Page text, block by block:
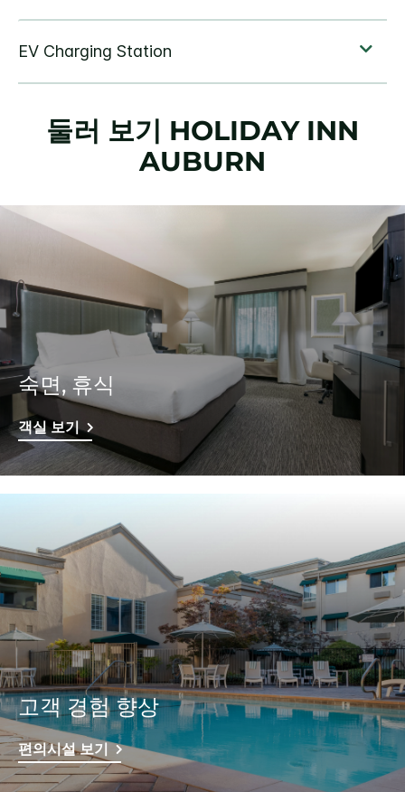
둘러 보기 HOLIDAY INN
AUBURN
숙면, 휴식
객실 보기
고객 경험 향상
편의시설 보기